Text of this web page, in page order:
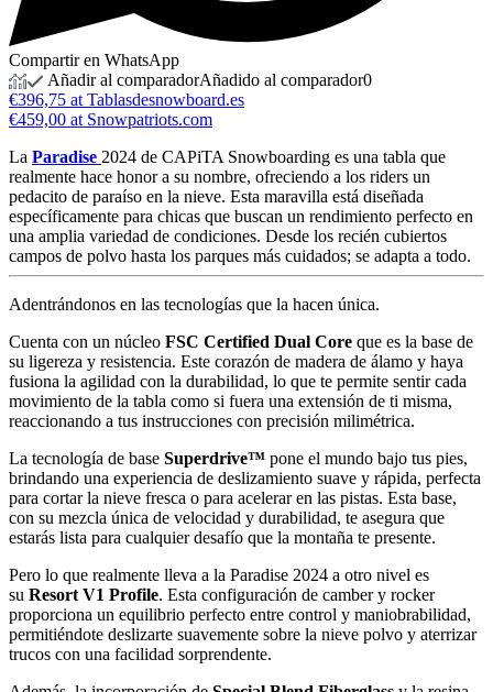
Compartir en WhatsApp
Añadir al comparadorAñadido al comparador0
€396,75 at Tablasdesnowboard.es
€459,00 at Snowpatriots.com
La Paradise 2024 de CAPiTA Snowboarding es una tabla que
realmente hace honor a su nombre, ofreciendo a los riders un
pedacito de paraíso en la nieve. Esta maravilla está diseñada
específicamente para chicas que buscan un rendimiento perfecto en
una amplia variedad de condiciones. Desde los recién cubiertos
campos de polvo hasta los parques más cuidados; se adapta a todo.
Adentrándonos en las tecnologías que la hacen única.
Cuenta con un núcleo FSC Certified Dual Core que es la base de
su ligereza y resistencia. Este corazón de madera de álamo y haya
fusiona la agilidad con la durabilidad, lo que te permite sentir cada
movimiento de la tabla como si fuera una extensión de ti misma,
reaccionando a tus instrucciones con precisión milimétrica.
La tecnología de base Superdrive™ pone el mundo bajo tus pies,
brindando una experiencia de deslizamiento suave y rápida, perfecta
para cortar la nieve fresca o para acelerar en las pistas. Esta base,
con su mezcla única de velocidad y durabilidad, te asegura que
estarás lista para cualquier desafío que la montaña te presente.
Pero lo que realmente lleva a la Paradise 2024 a otro nivel es
su Resort V1 Profile. Esta configuración de camber y rocker
proporciona un equilibrio perfecto entre control y maniobrabilidad,
permitiéndote deslizarte suavemente sobre la nieve polvo y aterrizar
trucos con una facilidad sorprendente.